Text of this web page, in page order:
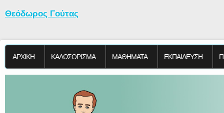
Θεόδωρος Γούτας
ΑΡΧΙΚΗ KΑΛΩΣΟΡΙΣΜΑ ΜΑΘΗΜΑΤΑ ΕΚΠΑΙΔΕΥΣΗ